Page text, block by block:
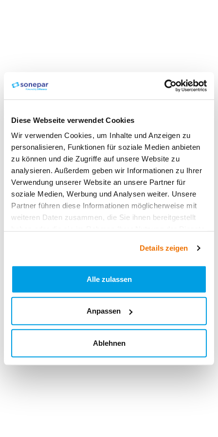
Diese Webseite verwendet Cookies
Wir verwenden Cookies, um Inhalte und Anzeigen zu
personalisieren, Funktionen für soziale Medien anbieten
zu können und die Zugriffe auf unsere Website zu
analysieren. Außerdem geben wir Informationen zu Ihrer
Verwendung unserer Website an unsere Partner für
soziale Medien, Werbung und Analysen weiter. Unsere
Partner führen diese Informationen möglicherweise mit
weiteren Daten zusammen, die Sie ihnen bereitgestellt
Details zeigen
Alle zulassen
Anpassen
Ablehnen